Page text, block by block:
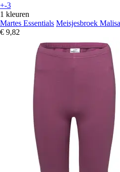
+-3
1 kleuren
Martes Essentials Meisjesbroek Malisa
€ 9,82